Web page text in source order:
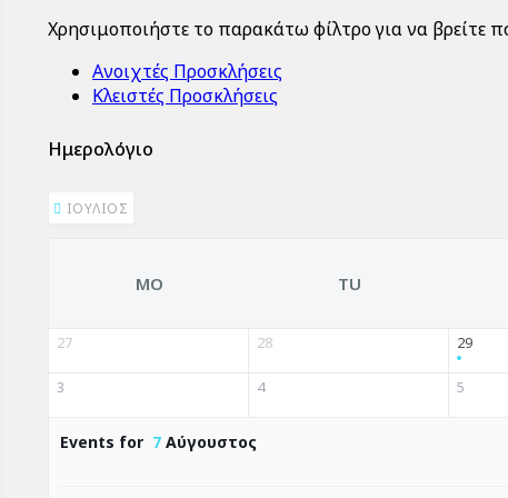
Χρησιμοποιήστε το παρακάτω φίλτρο για να βρείτε
Ανοιχτές Προσκλήσεις
Κλειστές Προσκλήσεις
Ημερολόγιο
ΙΟΎΛΙΟΣ
MO TU
27 28 29
3 4 5
Events for 7 Αύγουστος